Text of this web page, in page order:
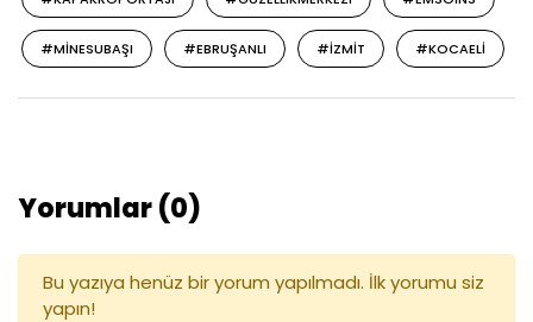
#MINESUBAŞI #EBRUŞANLI #IZMIT #KOCAELI
Yorumlar (0)
Bu yazıya henüz bir yorum yapılmadı. İlk yorumu siz
yapın!